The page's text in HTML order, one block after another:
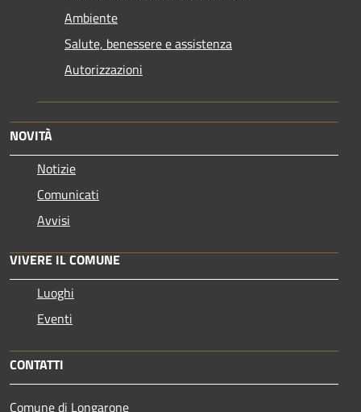
Ambiente
Salute, benessere e assistenza
Autorizzazioni
NOVITÀ
Notizie
Comunicati
Avvisi
VIVERE IL COMUNE
Luoghi
Eventi
CONTATTI
Comune di Longarone